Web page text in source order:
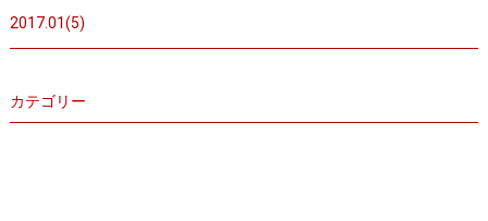
2017.01(5)
カテゴリー